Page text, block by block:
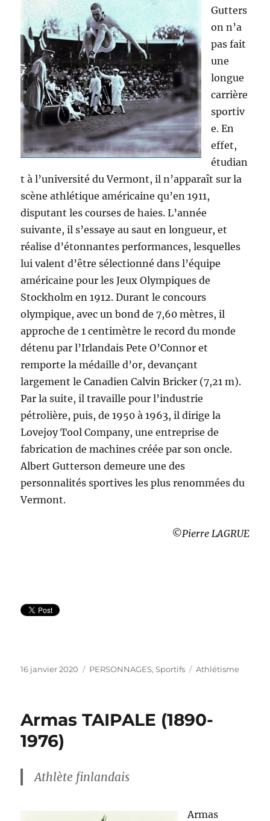
Gutters
on n’a
pas fait
une
longue
carrière
sportiv
e. En
effet,
étudian
t à l’université du Vermont, il n’apparaît sur la
scène athlétique américaine qu’en 1911,
disputant les courses de haies. L’année
suivante, il s’essaye au saut en longueur, et
réalise d’étonnantes performances, lesquelles
lui valent d’être sélectionné dans l’équipe
américaine pour les Jeux Olympiques de
Stockholm en 1912. Durant le concours
olympique, avec un bond de 7,60 mètres, il
approche de 1 centimètre le record du monde
détenu par l’Irlandais Pete O’Connor et
remporte la médaille d’or, devançant
largement le Canadien Calvin Bricker (7,21 m).
Par la suite, il travaille pour l’industrie
pétrolière, puis, de 1950 à 1963, il dirige la
Lovejoy Tool Company, une entreprise de
fabrication de machines créée par son oncle.
Albert Gutterson demeure une des
personnalités sportives les plus renommées du
Vermont.
©Pierre LAGRUE
Publié
16 janvier 2020 Catégories
PERSONNAGES,Sportifs Étiquettes
Athlétisme
Armas TAIPALE (1890-
1976)
Athlète finlandais
Armas